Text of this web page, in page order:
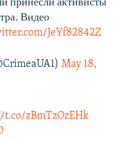
принесли активисты
Видео
JeYf82842Z
May 18,
zBmTzOzEHk